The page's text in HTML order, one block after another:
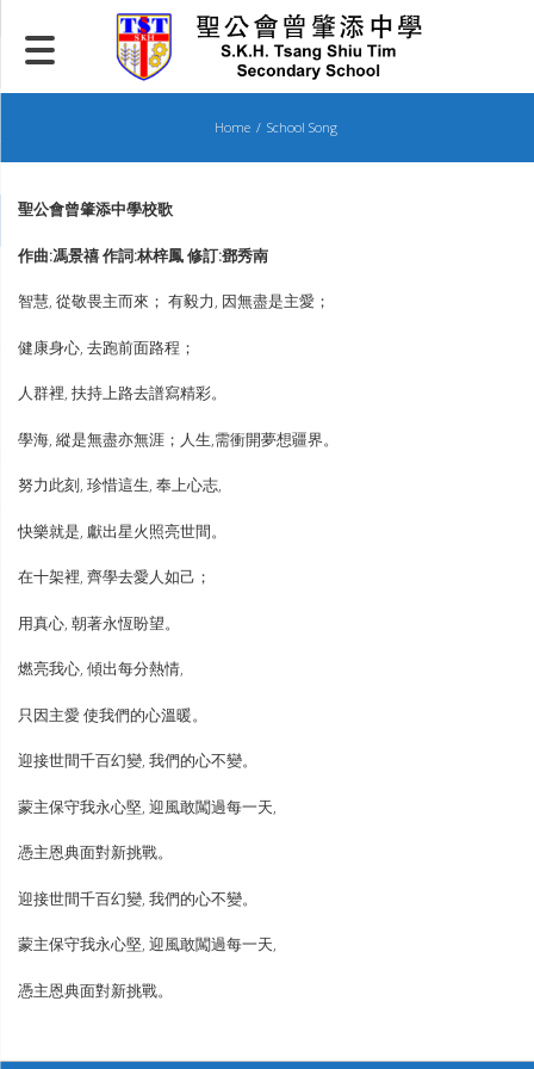
content
Home School Song
聖公會曾肇添中學校歌
作曲:馮景禧 作詞:林梓鳳 修訂:鄧秀南
智慧, 從敬畏主而來； 有毅力, 因無盡是主愛；
健康身心, 去跑前面路程；
人群裡, 扶持上路去譜寫精彩。
學海, 縱是無盡亦無涯；人生,需衝開夢想疆界。
努力此刻, 珍惜這生, 奉上心志,
快樂就是, 獻出星火照亮世間。
在十架裡, 齊學去愛人如己；
用真心, 朝著永恆盼望。
燃亮我心, 傾出每分熱情,
只因主愛 使我們的心溫暖。
迎接世間千百幻變, 我們的心不變。
蒙主保守我永心堅, 迎風敢闖過每一天,
憑主恩典面對新挑戰。
迎接世間千百幻變, 我們的心不變。
蒙主保守我永心堅, 迎風敢闖過每一天,
憑主恩典面對新挑戰。